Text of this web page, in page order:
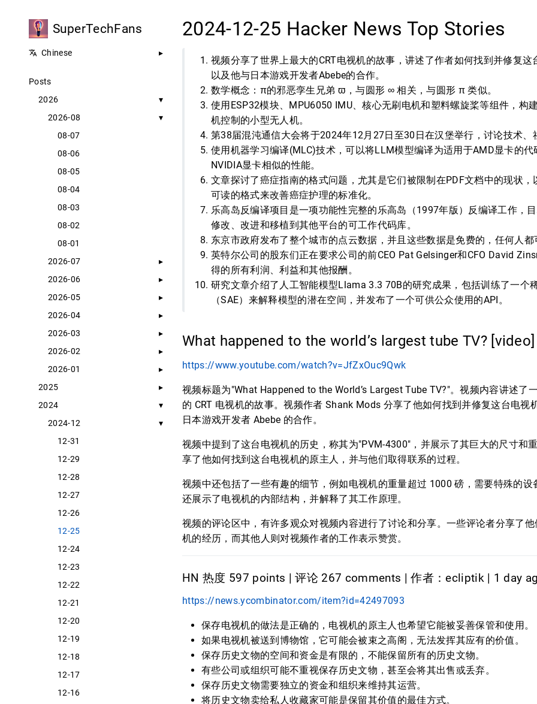
SuperTechFans
Chinese
Posts
2026
2026-08
08-07
08-06
08-05
08-04
08-03
08-02
08-01
2026-07
2026-06
2026-05
2026-04
2026-03
2026-02
2026-01
2025
2024
2024-12
12-31
12-29
12-28
12-27
12-26
12-25
12-24
12-23
12-22
12-21
12-20
12-19
12-18
12-17
12-16
2024-12-25 Hacker News Top Stories
视频分享了世界上最大的CRT电视机的故事，讲述了作者如何找到并修复这
以及他与日本游戏开发者Abebe的合作。
数学概念：π的邪恶孪生兄弟 ϖ，与圆形 ∞ 相关，与圆形 π 类似。
使用ESP32模块、MPU6050 IMU、核心无刷电机和塑料螺旋桨等组件，构
机控制的小型无人机。
第38届混沌通信大会将于2024年12月27日至30日在汉堡举行，讨论技术、
使用机器学习编译(MLC)技术，可以将LLM模型编译为适用于AMD显卡的代
NVIDIA显卡相似的性能。
文章探讨了癌症指南的格式问题，尤其是它们被限制在PDF文档中的现状，
可读的格式来改善癌症护理的标准化。
乐高岛反编译项目是一项功能性完整的乐高岛（1997年版）反编译工作，
修改、改进和移植到其他平台的可工作代码库。
东京市政府发布了整个城市的点云数据，并且这些数据是免费的，任何人都
英特尔公司的股东们正在要求公司的前CEO Pat Gelsinger和CFO David
得的所有利润、利益和其他报酬。
研究文章介绍了人工智能模型Llama 3.3 70B的研究成果，包括训练了一个
（SAE）来解释模型的潜在空间，并发布了一个可供公众使用的API。
What happened to the world’s largest tube TV? [video]
https://www.youtube.com/watch?v=JfZxOuc9Qwk
视频标题为"What Happened to the World’s Largest Tube TV?"。视频内容讲述了
的 CRT 电视机的故事。视频作者 Shank Mods 分享了他如何找到并修复这台电视
日本游戏开发者 Abebe 的合作。
视频中提到了这台电视机的历史，称其为"PVM-4300"，并展示了其巨大的尺寸和
享了他如何找到这台电视机的原主人，并与他们取得联系的过程。
视频中还包括了一些有趣的细节，例如电视机的重量超过 1000 磅，需要特殊的设
还展示了电视机的内部结构，并解释了其工作原理。
视频的评论区中，有许多观众对视频内容进行了讨论和分享。一些评论者分享了他
机的经历，而其他人则对视频作者的工作表示赞赏。
HN 热度 597 points | 评论 267 comments | 作者：ecliptik | 1 day
https://news.ycombinator.com/item?id=42497093
保存电视机的做法是正确的，电视机的原主人也希望它能被妥善保管和使用。
如果电视机被送到博物馆，它可能会被束之高阁，无法发挥其应有的价值。
保存历史文物的空间和资金是有限的，不能保留所有的历史文物。
有些公司或组织可能不重视保存历史文物，甚至会将其出售或丢弃。
保存历史文物需要独立的资金和组织来维持其运营。
将历史文物卖给私人收藏家可能是保留其价值的最佳方式。